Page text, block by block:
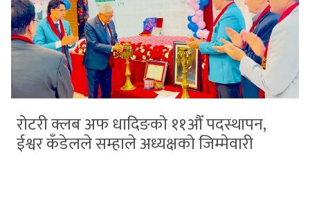
रोटरी क्लब अफ धादिङको ११औँ पदस्थापन,
ईश्वर कँडेलले सम्हाले अध्यक्षको जिम्मेवारी